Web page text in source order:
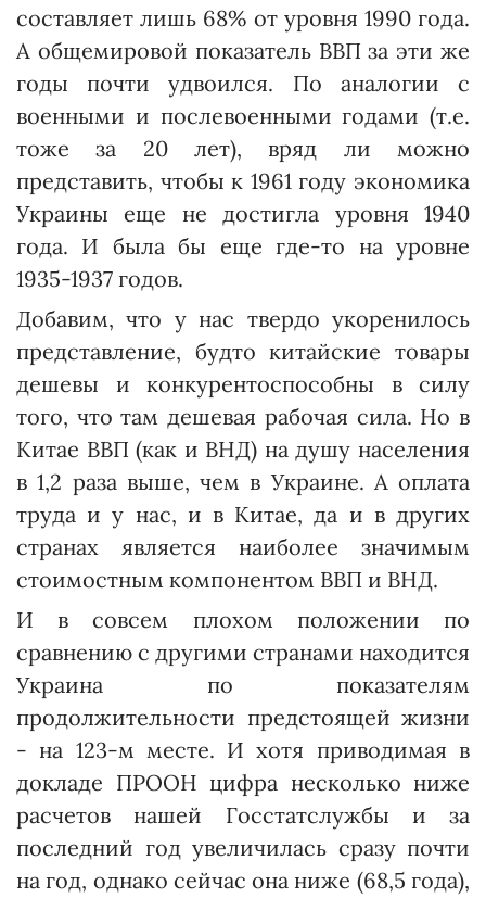
составляет лишь 68% от уровня 1990 года.
А общемировой показатель ВВП за эти же
годы почти удвоился. По аналогии с
военными и послевоенными годами (т.е.
тоже за 20 лет), вряд ли можно
представить, чтобы к 1961 году экономика
Украины еще не достигла уровня 1940
года. И была бы еще где-то на уровне
1935-1937 годов.
Добавим, что у нас твердо укоренилось
представление, будто китайские товары
дешевы и конкурентоспособны в силу
того, что там дешевая рабочая сила. Но в
Китае ВВП (как и ВНД) на душу населения
в 1,2 раза выше, чем в Украине. А оплата
труда и у нас, и в Китае, да и в других
странах является наиболее значимым
стоимостным компонентом ВВП и ВНД.
И в совсем плохом положении по
сравнению с другими странами находится
Украина по показателям
продолжительности предстоящей жизни
- на 123-м месте. И хотя приводимая в
докладе ПРООН цифра несколько ниже
расчетов нашей Госстатслужбы и за
последний год увеличилась сразу почти
на год, однако сейчас она ниже (68,5 года),